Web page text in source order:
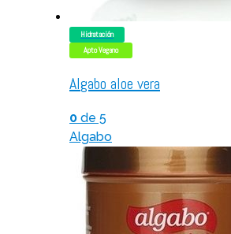
Hidratación
Apto Vegano
Algabo aloe vera
0 de 5
Algabo